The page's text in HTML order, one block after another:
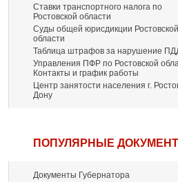
Ставки транспортного налога по
Ростовской области
Суды общей юрисдикции Ростовской
области
Таблица штрафов за нарушение
Управления ПФР по Ростовской
Контакты и график работы
Центр занятости населения г.
Дону
ПОПУЛЯРНЫЕ
Документы Губернатора